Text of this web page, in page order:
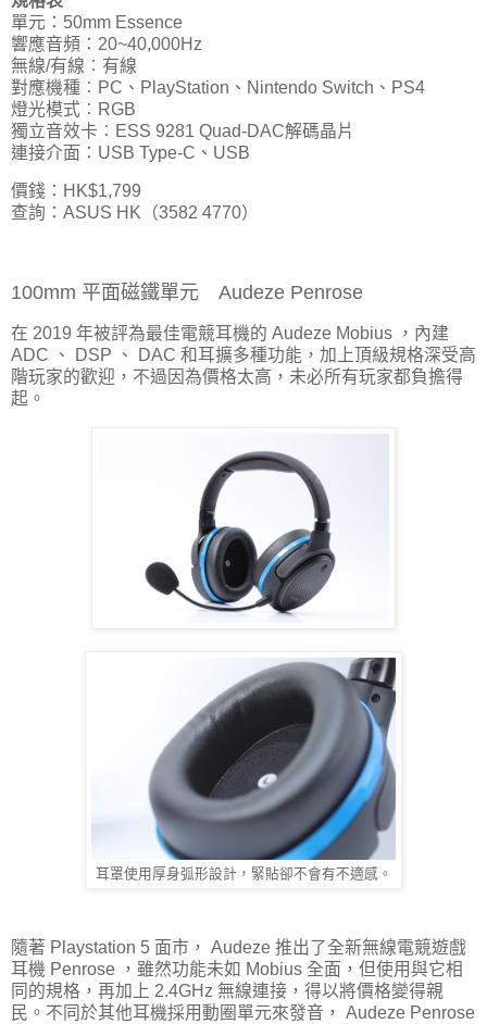
單元：50mm Essence
響應音頻：20~40,000Hz
無線/有線︰有線
對應機種︰PC、PlayStation、Nintendo Switch、PS4
燈光模式︰RGB
獨立音效卡︰ESS 9281 Quad-DAC解碼晶片
連接介面：USB Type-C、USB
價錢：HK$1,799
查詢：ASUS HK（3582 4770）
100mm 平面磁鐵單元 Audeze Penrose
在 2019 年被評為最佳電競耳機的 Audeze Mobius ，內建
ADC 、 DSP 、 DAC 和耳擴多種功能，加上頂級規格深受高
階玩家的歡迎，不過因為價格太高，未必所有玩家都負擔得
起。
耳罩使用厚身弧形設計，緊貼卻不會有不適感。
隨著 Playstation 5 面市， Audeze 推出了全新無線電競遊戲
耳機 Penrose ，雖然功能未如 Mobius 全面，但使用與它相
同的規格，再加上 2.4GHz 無線連接，得以將價格變得親
民。不同於其他耳機採用動圈單元來發音， Audeze Penrose